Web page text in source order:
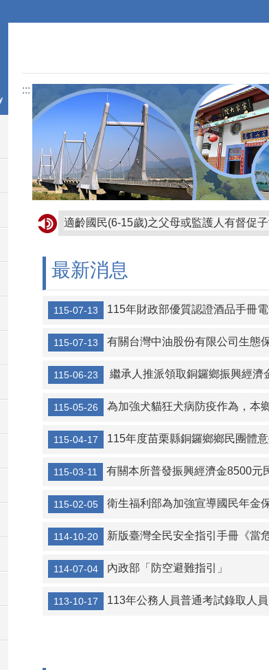
:::
行人安全過馬路五步驟『停、看、轉、揮
身體不適或疲勞，請勿強行駕駛，請搭乘
有關本所普發振興經濟金8500元民眾詢問
最新消息
115-07-13 115年財政部優質認證酒品手冊
115-07-13 有關台灣中油股份有限公司生態保育公益信託基金116年度補助
115-06-23 繼承人推派領取銅鑼鄉振興經濟金
115-05-26 為加強犬貓狂犬病防疫作為，本鄉增設免費犬貓狂犬病
115-04-17 115年度苗栗縣銅鑼鄉鄉民團體意外保險(保險單號碼
115-03-11 有關本所普發振興經濟金8500元
115-02-05 衛生福利部為加強宣導國民年金
114-10-20 新版臺灣全民安全指引手冊《當危機來臨時：臺灣全民安全指
114-07-04 內政部「防空避難指引」
113-10-17 113年公務人員普通考試錄取人員，請於報到時務必攜帶下列資料